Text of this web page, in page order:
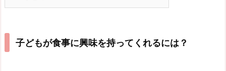
子どもが食事に興味を持ってくれるには？